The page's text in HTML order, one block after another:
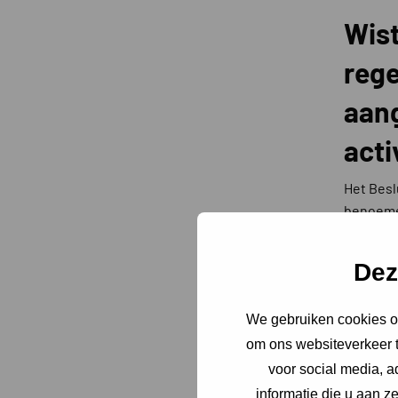
We gebruiken cookies
om ons websiteverkeer
voor social media,
informatie die u aan
Het
De
–
–
–
–